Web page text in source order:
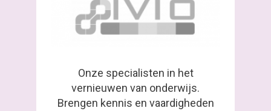
Onze specialisten in het
vernieuwen van onderwijs.
Brengen kennis en vaardigheden